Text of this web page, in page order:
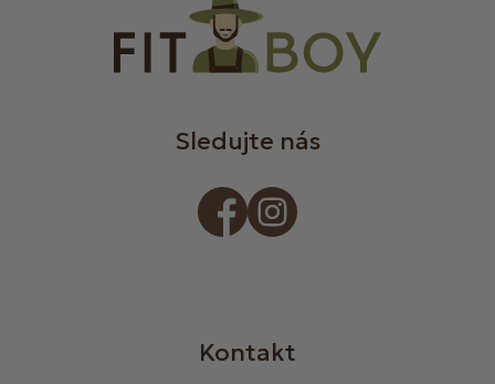
Sledujte nás
Kontakt